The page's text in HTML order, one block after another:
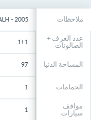
ملاحظات
عدد الغرف +
الصالونات
المساحة الدنيا
الحمامات
مواقف
سيارات
- 2005
1+1
97
1
1